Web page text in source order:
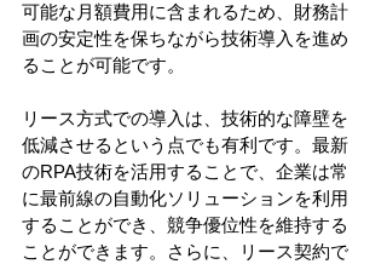
可能な月額費用に含まれるため、財務計
画の安定性を保ちながら技術導入を進め
ることが可能です。
リース方式での導入は、技術的な障壁を
低減させるという点でも有利です。最新
のRPA技術を活用することで、企業は常
に最前線の自動化ソリューションを利用
することができ、競争優位性を維持する
ことができます。さらに、リース契約で